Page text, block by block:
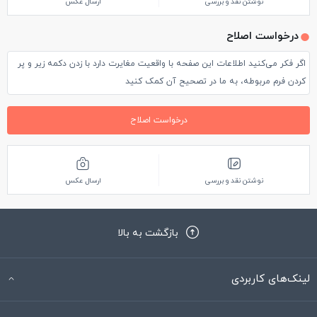
این رستوران دارای فضای مناسب جهت پارک ماشین هست و امکانات
بهداشتی رستوران نظیر سرویس ها و روشویی ها تمیز و مناسب
بودند . قیمت غذاها بسته به نوعشون متفاوت و از رنج اقتصادی تا
گران نوسان داشت .
بعنوان اولین تجربه در این رستوران ، بواسطه فضای زیبایش قطعا
یکبار حضور در این رستوران رو پیشنهاد میکنم .
درخواست اصلاح
اگر فکر می‌کنید اطلاعات این صفحه با واقعیت مغایرت دارد با زدن دکمه زیر و پر
کردن فرم مربوطه، به ما در تصحیح آن کمک کنید
درخواست اصلاح
نوشتن نقد و بررسی ارسال عکس
بازگشت به بالا
لینک‌های کاربردی